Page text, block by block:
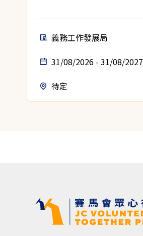
義務工作發展局
31/08/2026 - 31/08/2027
待定